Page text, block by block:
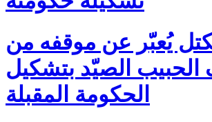
يُعبّر عن موقفه من
الحبيب الصيّد بتشكيل
الحكومة المقبلة